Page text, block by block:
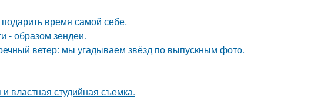
время самой себе.
- образом зендеи.
ветер: мы угадываем звёзд по выпускным фото.
властная студийная съемка.